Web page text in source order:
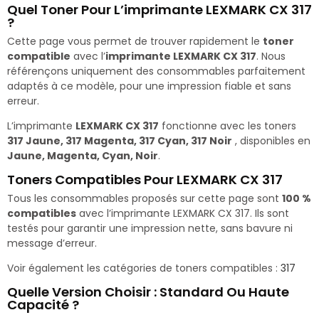
Quel Toner Pour L’imprimante LEXMARK CX 317
?
Cette page vous permet de trouver rapidement le toner
compatible avec l’imprimante LEXMARK CX 317. Nous
référençons uniquement des consommables parfaitement
adaptés à ce modèle, pour une impression fiable et sans
erreur.
L’imprimante LEXMARK CX 317 fonctionne avec les toners
317 Jaune, 317 Magenta, 317 Cyan, 317 Noir , disponibles en
Jaune, Magenta, Cyan, Noir.
Toners Compatibles Pour LEXMARK CX 317
Tous les consommables proposés sur cette page sont 100 %
compatibles avec l’imprimante LEXMARK CX 317. Ils sont
testés pour garantir une impression nette, sans bavure ni
message d’erreur.
Voir également les catégories de toners compatibles : 317
Quelle Version Choisir : Standard Ou Haute
Capacité ?